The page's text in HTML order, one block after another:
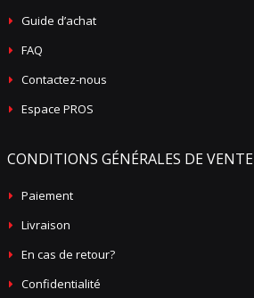
Guide d’achat
FAQ
Contactez-nous
Espace PROS
CONDITIONS GÉNÉRALES DE VENTE
Paiement
Livraison
En cas de retour?
Confidentialité